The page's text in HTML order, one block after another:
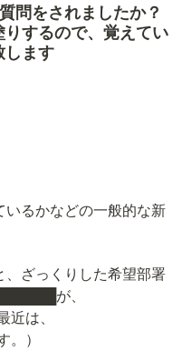
問をされましたか？
するので、覚えてい
します
るかなどの一般的な新
ざっくりした希望部署
が、
は、
）